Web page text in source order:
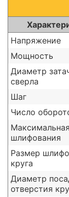
Напряжение
Мощность
Диаметр
сверла
Шаг
Число
шлифования
Размер
круга
Диаметр
отверстия